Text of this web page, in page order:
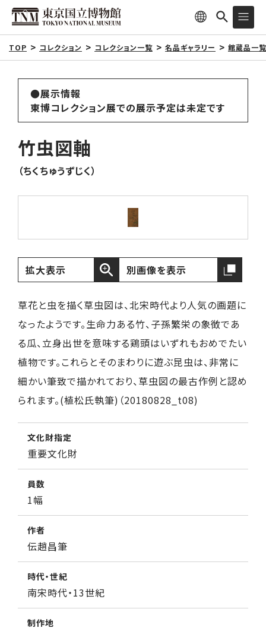
TOP コレクション コレクション一覧 名品ギャラリー 館蔵品一覧
●展示情報
東博コレクション展での展示予定は未定です
竹虫図軸
（ちくちゅうずじく）
拡大表示 別画像を表示
草花と虫を描く草虫図は、北宋時代より人気の画題に
なったようです。生命力ある竹、子孫繁栄の象徴であ
る瓜、立身出世を意味する鶏頭はいずれもおめでたい
植物です。これらとそのまわりに遊ぶ昆虫は、非常に
細かい筆致で描かれており、草虫図の最古作例と認め
られます。(植松氏執筆)（20180828_t08)
文化財指定
重要文化財
員数
1幅
作者
伝趙昌筆
時代・世紀
南宋時代・13世紀
制作地